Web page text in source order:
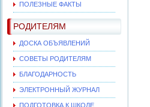
ПОЛЕЗНЫЕ ФАКТЫ
РОДИТЕЛЯМ
ДОСКА ОБЪЯВЛЕНИЙ
СОВЕТЫ РОДИТЕЛЯМ
БЛАГОДАРНОСТЬ
ЭЛЕКТРОННЫЙ ЖУРНАЛ
ПОДГОТОВКА К ШКОЛЕ